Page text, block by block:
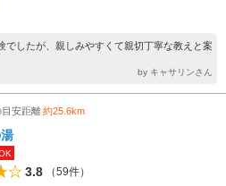
でしたが、親しみやすくて親切丁寧な教えと案
by キャサリンさん
安距離約25.6km
3.8
（59件）